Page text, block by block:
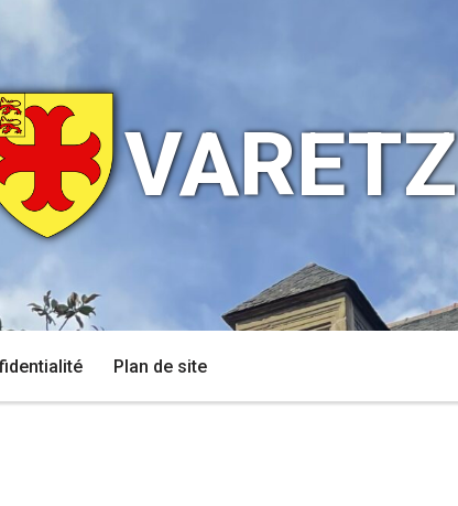
VARETZ
Plan de site